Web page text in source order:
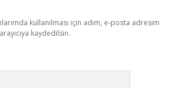
kullanılması için adım, e-posta adresim
kaydedilsin.